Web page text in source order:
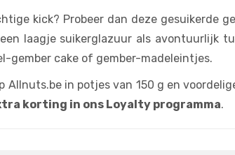
kick? Probeer dan deze gesuikerde
laagje suikerglazuur als avontuurlijk
gember cake of gember-madeleintjes.
in potjes van 150 g en
korting in ons Loyalty programma.